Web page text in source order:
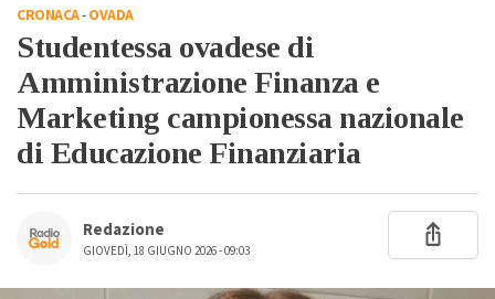
CRONACA-OVADA
Studentessa ovadese di
Amministrazione Finanza e
Marketing campionessa nazionale
di Educazione Finanziaria
Redazione
GIOVEDÌ, 18 GIUGNO 2026 - 09:03